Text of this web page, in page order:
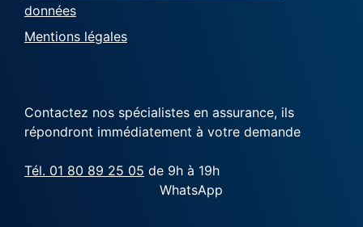
données
Mentions légales
Contactez nos spécialistes en assurance, ils
répondront immédiatement à votre demande
Tél. 01 80 89 25 05 de 9h à 19h
WhatsApp